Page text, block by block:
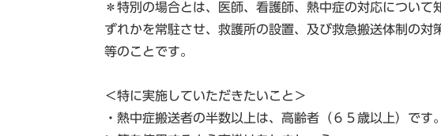
＊特別の場合とは、医師、看護師、熱中症の対応につい
ずれかを常駐させ、救護所の設置、及び救急搬送体制の
等のことです。
＜特に実施していただきたいこと＞
・熱中症搬送者の半数以上は、高齢者（６５歳以上）で